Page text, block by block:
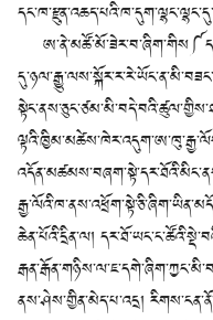
ཆེན་པོའི་དྲིན་ལ།
ནས་ཤེས་གྱིན་མེད་པ་འདྲ།